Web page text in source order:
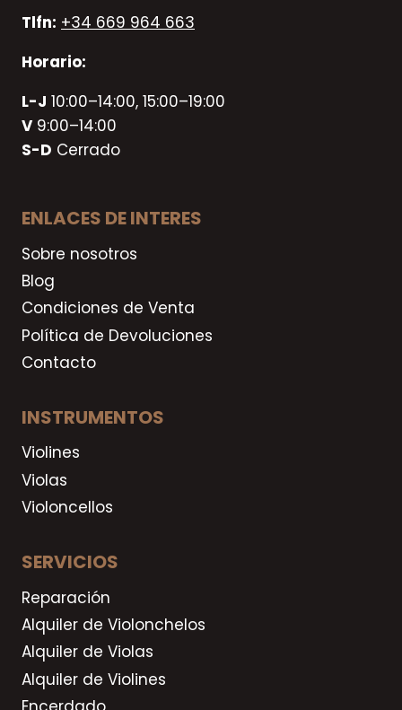
Tlfn: +34 669 964 663
Horario:
L-J 10:00–14:00, 15:00–19:00
V 9:00–14:00
S-D Cerrado
ENLACES DE INTERES
Sobre nosotros
Blog
Condiciones de Venta
Política de Devoluciones
Contacto
INSTRUMENTOS
Violines
Violas
Violoncellos
SERVICIOS
Reparación
Alquiler de Violonchelos
Alquiler de Violas
Alquiler de Violines